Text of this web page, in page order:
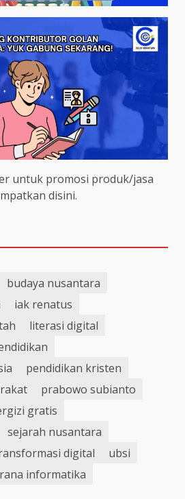
untuk promosi produk/jasa
disini.
budaya nusantara
iak renatus
literasi digital
pendidikan kristen
prabowo subianto
gratis
sejarah nusantara
digital
ubsi
informatika